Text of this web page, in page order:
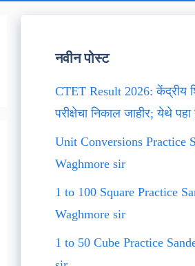
नवीन पोस्ट
CTET Result 2026: केंद्रीय
परीक्षेचा निकाल जाहीर; येथे
Unit Conversions Practice
Waghmore sir
1 to 100 Square Practice
Waghmore sir
1 to 50 Cube Practice